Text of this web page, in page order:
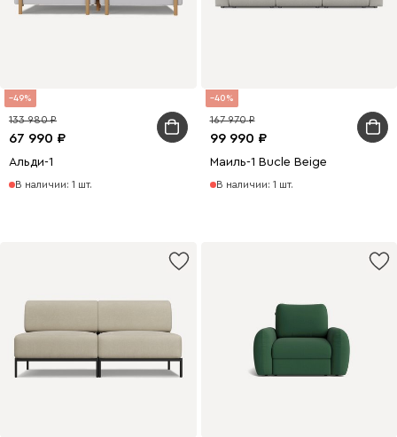
49
67 990
133 980
Альди-1
В наличии: 1 шт.
40
99 990
167 970
Маиль-1 Bucle Beige
В наличии: 1 шт.